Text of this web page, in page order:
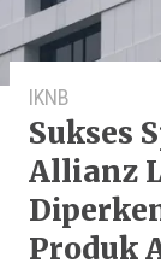
IKNB
Sukses
Allianz
Produk